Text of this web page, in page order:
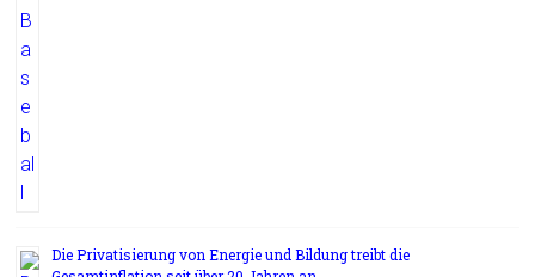
Die Privatisierung von Energie und Bildung treibt die